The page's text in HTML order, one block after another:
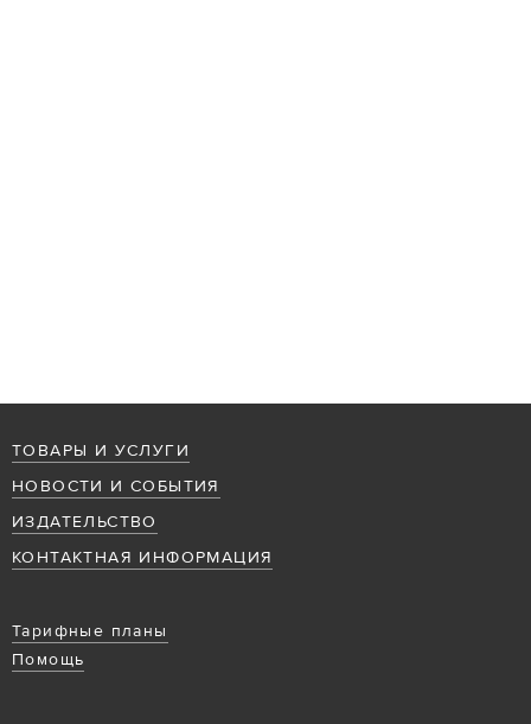
ТОВАРЫ И УСЛУГИ
НОВОСТИ И СОБЫТИЯ
ИЗДАТЕЛЬСТВО
КОНТАКТНАЯ ИНФОРМАЦИЯ
Тарифные планы
Помощь